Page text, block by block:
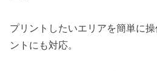
プリントしたいエリアを簡単に
ントにも対応。